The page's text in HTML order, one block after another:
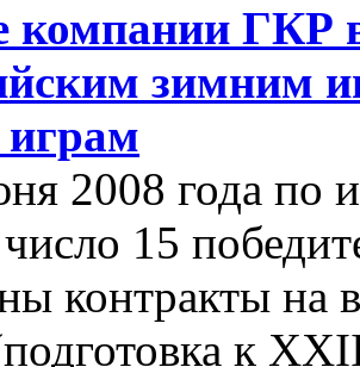
компании ГКР
зимним
2008 года по
15
контракты на
к